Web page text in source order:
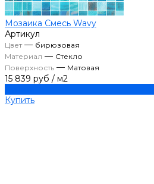
Мозаика Смесь Wavy
Артикул
Цвет— бирюзовая
Материал — Стекло
Поверхность — Матовая
15 839 руб / м2
Купить